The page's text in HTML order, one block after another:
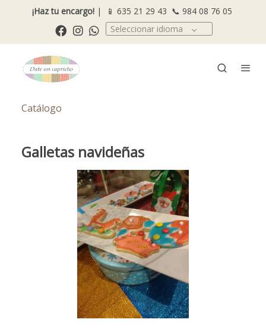
¡Haz tu encargo!| 📱 635 21 29 43 📞 984 08 76 05
Seleccionar idioma
Catálogo
Galletas navideñas